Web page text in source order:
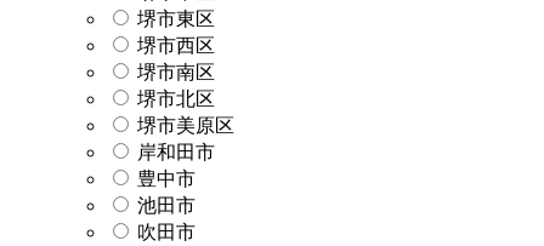
堺市東区
堺市西区
堺市南区
堺市北区
堺市美原区
岸和田市
豊中市
池田市
吹田市